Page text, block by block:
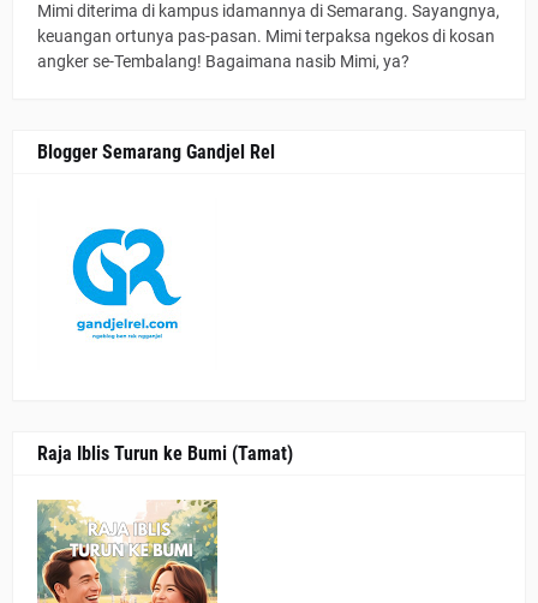
Mimi diterima di kampus idamannya di Semarang. Sayangnya,
keuangan ortunya pas-pasan. Mimi terpaksa ngekos di kosan
angker se-Tembalang! Bagaimana nasib Mimi, ya?
Blogger Semarang Gandjel Rel
Raja Iblis Turun ke Bumi (Tamat)